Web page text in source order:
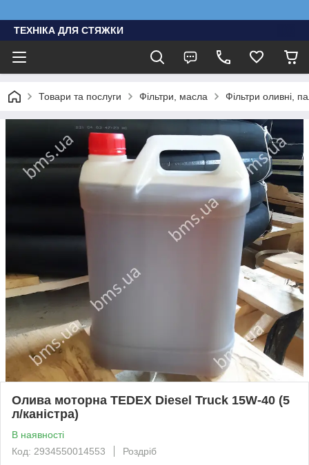
ТЕХНІКА ДЛЯ СТЯЖКИ
Товари та послуги Фільтри, масла Фільтри оливні,
Олива моторна TEDEX Diesel Truck 15W-40 (5
л/каністра)
В наявності
Код: 2934550014553
Роздріб